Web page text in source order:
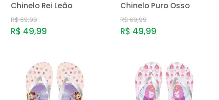
Chinelo Rei Leão
R$ 69,99
R$ 49,99
Chinelo Puro Osso
R$ 69,99
R$ 49,99